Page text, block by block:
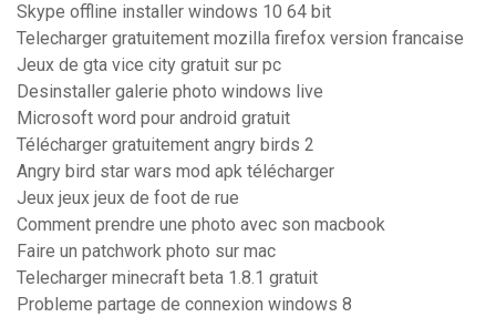
Skype offline installer windows 10 64 bit
Telecharger gratuitement mozilla firefox version francaise
Jeux de gta vice city gratuit sur pc
Desinstaller galerie photo windows live
Microsoft word pour android gratuit
Télécharger gratuitement angry birds 2
Angry bird star wars mod apk télécharger
Jeux jeux jeux de foot de rue
Comment prendre une photo avec son macbook
Faire un patchwork photo sur mac
Telecharger minecraft beta 1.8.1 gratuit
Probleme partage de connexion windows 8